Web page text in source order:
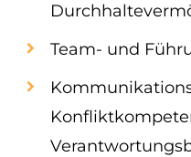
Team- und